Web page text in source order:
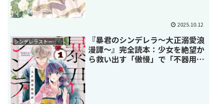
2025.10.12
シンデレラストーリー
『暴君のシンデレラ～大正溺愛浪
漫譚～』完全読本：少女を絶望か
ら救い出す「傲慢」で「不器用」